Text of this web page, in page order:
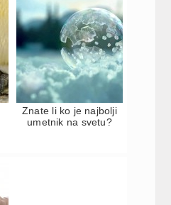
Znate li ko je najbolji
umetnik na svetu?